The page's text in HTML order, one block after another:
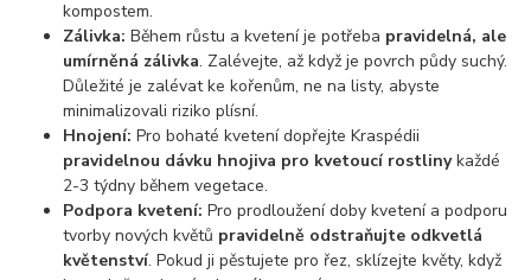
kompostem.
Zálivka: Během růstu a kvetení je potřeba pravidelná, ale
umírněná zálivka. Zalévejte, až když je povrch půdy suchý.
Důležité je zalévat ke kořenům, ne na listy, abyste
minimalizovali riziko plísní.
Hnojení: Pro bohaté kvetení dopřejte Kraspédii
pravidelnou dávku hnojiva pro kvetoucí rostlinykaždé
2-3 týdny během vegetace.
Podpora kvetení: Pro prodloužení doby kvetení a podporu
tvorby nových květů pravidelně odstraňujte odkvetlá
květenství. Pokud ji pěstujete pro řez, sklízejte květy, když